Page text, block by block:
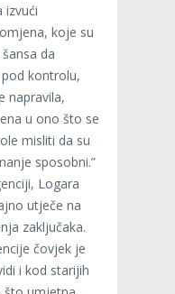
izvući
koje su
da
kontrolu,
napravila,
u ono što se
misliti da su
sposobni.”
Logara
utječe na
zaključaka.
čovjek je
i kod starijih